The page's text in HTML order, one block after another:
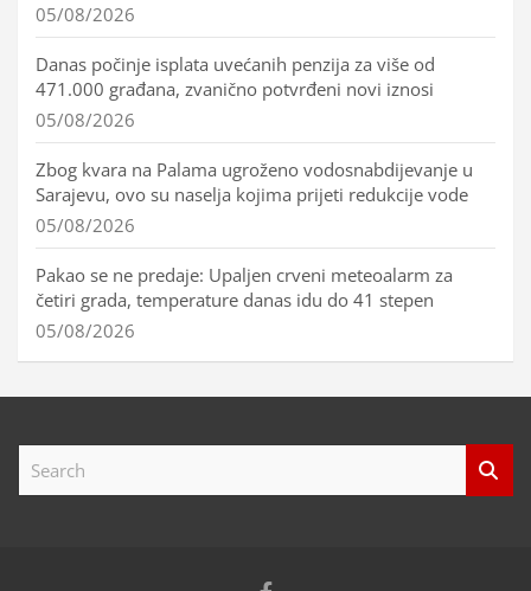
05/08/2026
Danas počinje isplata uvećanih penzija za više od
471.000 građana, zvanično potvrđeni novi iznosi
05/08/2026
Zbog kvara na Palama ugroženo vodosnabdijevanje u
Sarajevu, ovo su naselja kojima prijeti redukcije vode
05/08/2026
Pakao se ne predaje: Upaljen crveni meteoalarm za
četiri grada, temperature danas idu do 41 stepen
05/08/2026